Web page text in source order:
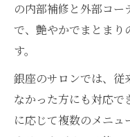
の内部補修と外部コー
で、艶やかでまとまり
す。
銀座のサロンでは、従
なかった方にも対応
に応じて複数のメニュ